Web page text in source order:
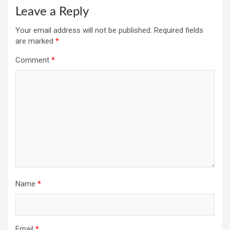
Leave a Reply
Your email address will not be published. Required fields
are marked *
Comment *
Name *